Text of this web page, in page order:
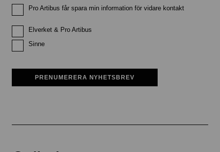
Pro Artibus får spara min information för vidare kontakt
Elverket & Pro Artibus
Sinne
PRENUMERERA NYHETSBREV